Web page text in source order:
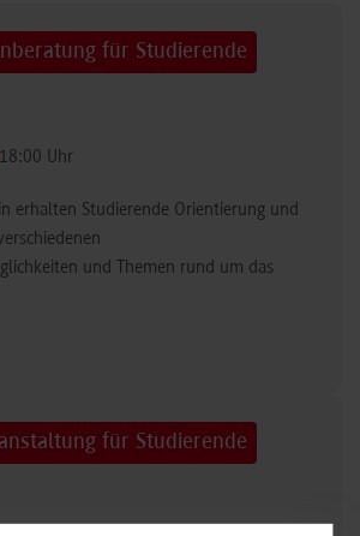
für Studierende
18:00 Uhr
erhalten Studierende Orientierung und
und Themen rund um das
für Studierende